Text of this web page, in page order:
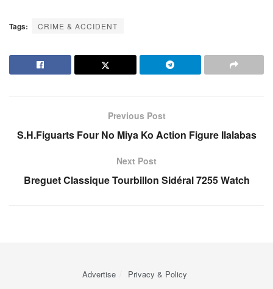
Tags: CRIME & ACCIDENT
Previous Post
S.H.Figuarts Four No Miya Ko Action Figure Ilalabas
Next Post
Breguet Classique Tourbillon Sidéral 7255 Watch
Advertise Privacy & Policy